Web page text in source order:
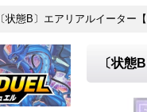
〔状態B〕エアリアルイーター
〔状態